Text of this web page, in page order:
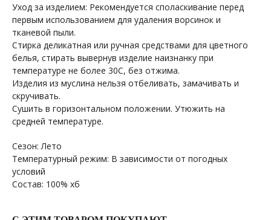
Уход за изделием: Рекомендуется споласкивание перед
первым использованием для удаления ворсинок и
тканевой пыли.
Стирка деликатная или ручная средствами для цветного
белья, стирать вывернув изделие наизнанку при
температуре не более 30С, без отжима.
Изделия из муслина нельзя отбеливать, замачивать и
скручивать.
Сушить в горизонтальном положении. Утюжить на
средней температуре.
Сезон: Лето
Температурный режим: В зависимости от погодных
условий
Состав: 100% хб